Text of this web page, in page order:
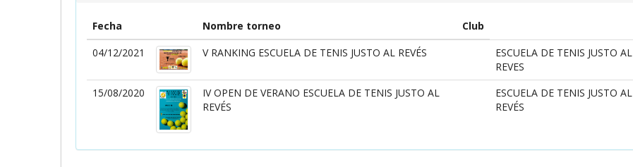
Fecha Nombre torneo
Club
04/12/2021
V RANKING ESCUELA DE TENIS JUSTO AL REVÉS
ESCUELA DE TENIS JUSTO AL
REVES
15/08/2020
IV OPEN DE VERANO ESCUELA DE TENIS JUSTO AL
REVÉS
ESCUELA DE TENIS JUSTO AL
REVÉS